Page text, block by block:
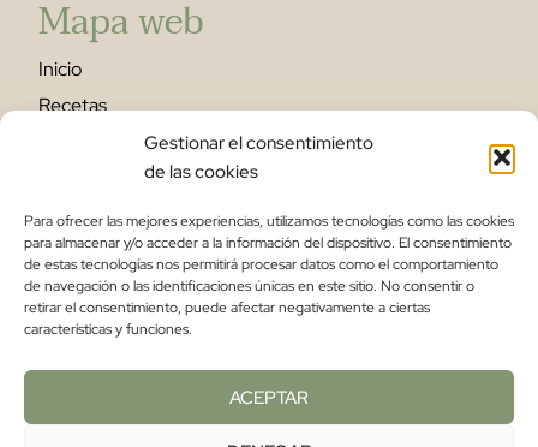
Gestionar el consentimiento
de las cookies
Para ofrecer las mejores experiencias, utilizamos tecnologías como las cookies
para almacenar y/o acceder a la información del dispositivo. El consentimiento
de estas tecnologías nos permitirá procesar datos como el comportamiento
de navegación o las identificaciones únicas en este sitio. No consentir o
retirar el consentimiento, puede afectar negativamente a ciertas
características y funciones.
ACEPTAR
Mapa web
Inicio
Recetas
Sobre mí
Contacto
Legal
Aviso Legal